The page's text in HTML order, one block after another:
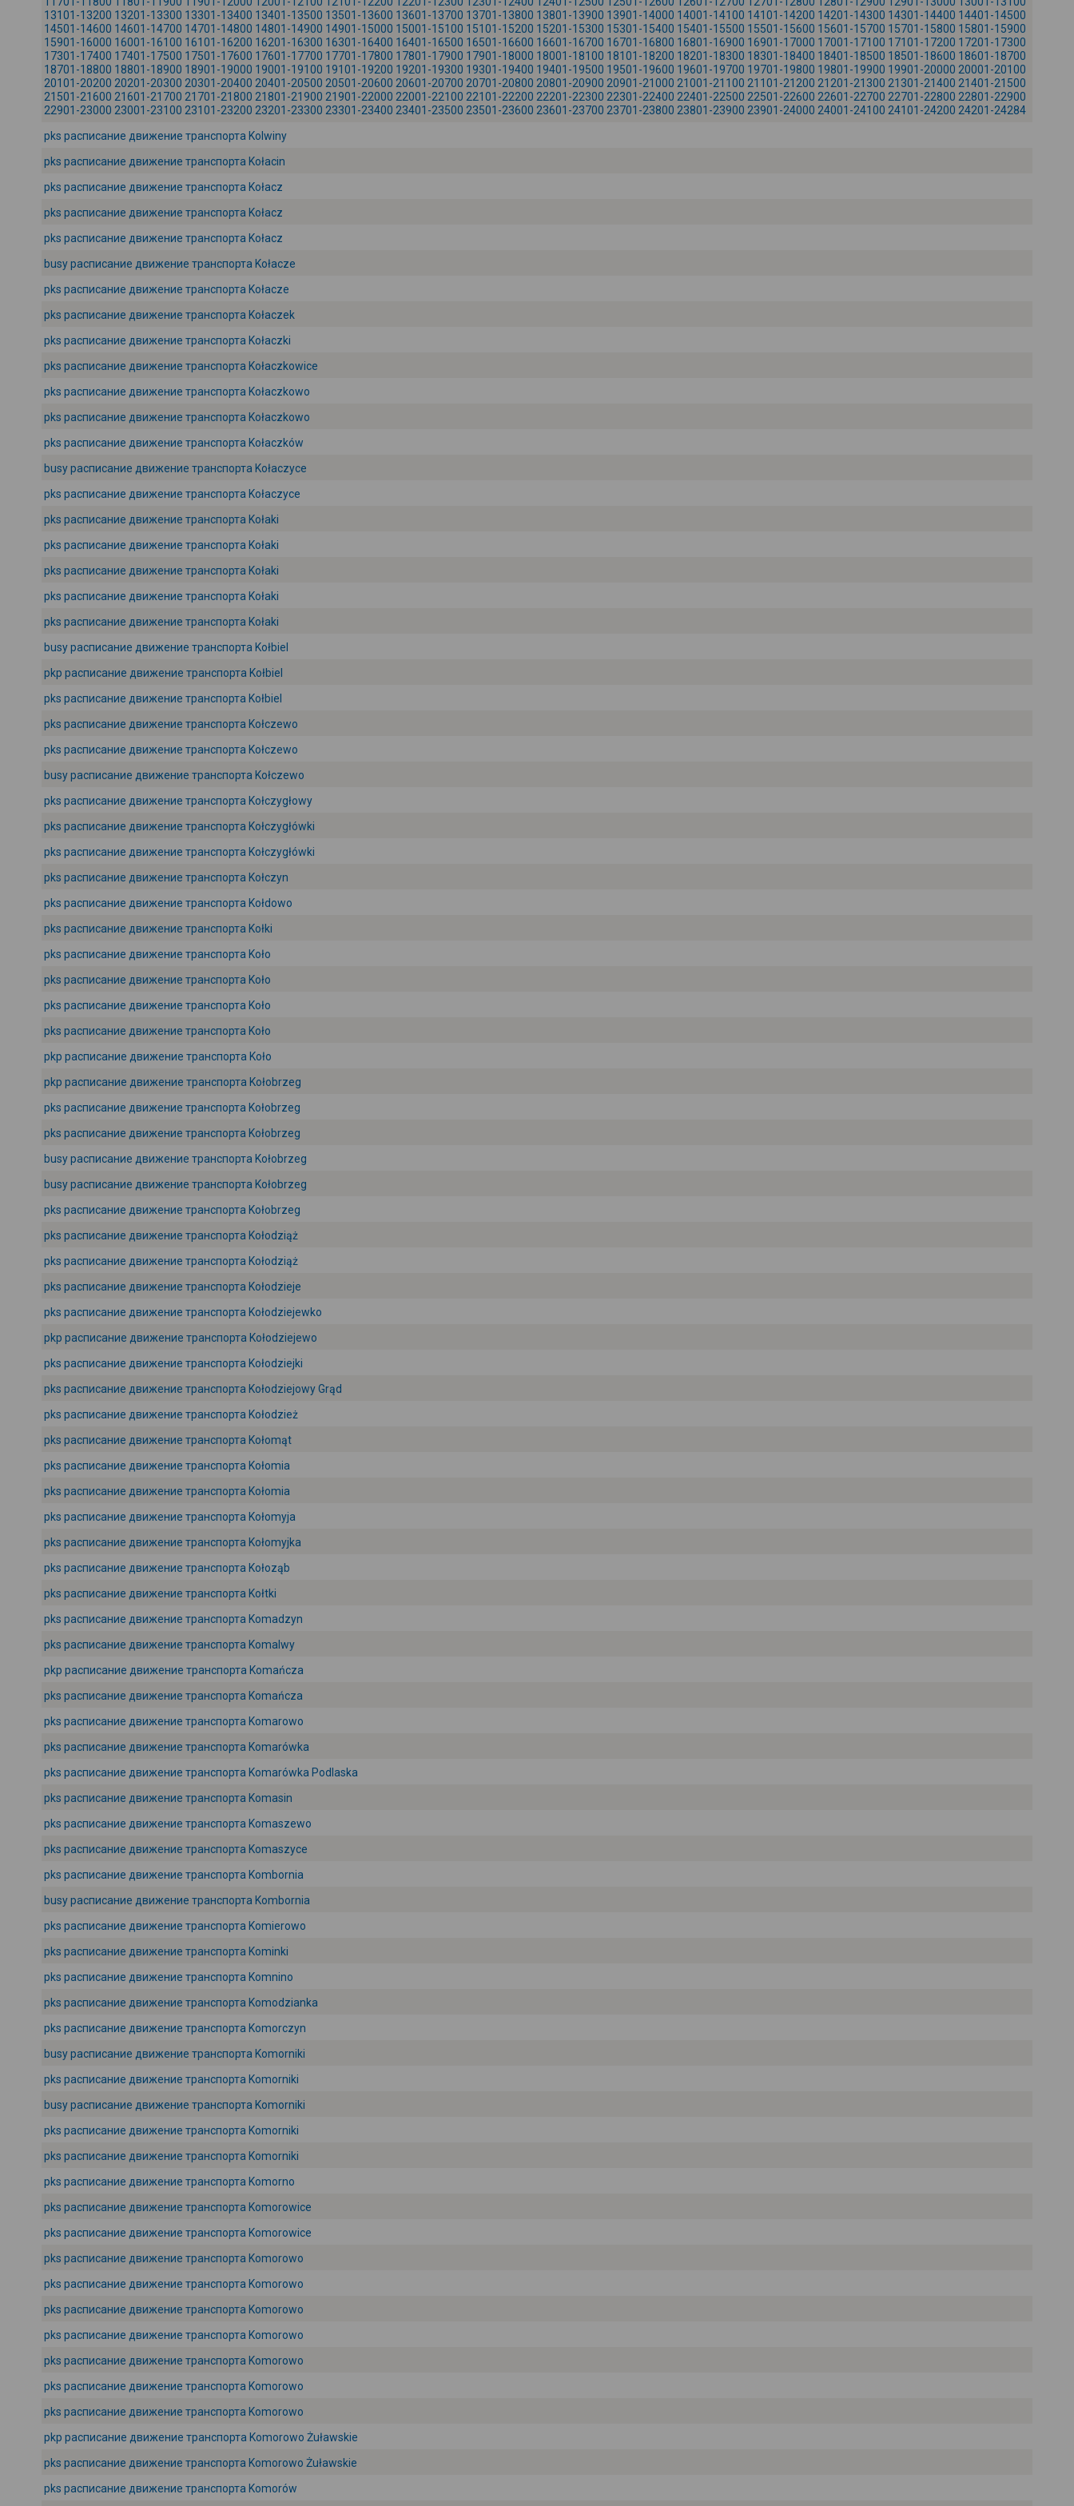
-
13101-13200 13201-13300 13301-13400 13401-13500 13501-13600 13601-13700 13701-13800 13801-13900 13901-14000 14001-14100 14101-14200 14201-14300 14301-14400 14401-14500
14501-14600 14601-14700 14701-14800 14801-14900 14901-15000 15001-15100 15101-15200 15201-15300 15301-15400 15401-15500 15501-15600 15601-15700 15701-15800 15801-15900
15901-16000 16001-16100 16101-16200 16201-16300 16301-16400 16401-16500 16501-16600 16601-16700 16701-16800 16801-16900 16901-17000 17001-17100 17101-17200 17201-17300
17301-17400 17401-17500 17501-17600 17601-17700 17701-17800 17801-17900 17901-18000 18001-18100 18101-18200 18201-18300 18301-18400 18401-18500 18501-18600 18601-18700
18701-18800 18801-18900 18901-19000 19001-19100 19101-19200 19201-19300 19301-19400 19401-19500 19501-19600 19601-19700 19701-19800 19801-19900 19901-20000 20001-20100
20101-20200 20201-20300 20301-20400 20401-20500 20501-20600 20601-20700 20701-20800 20801-20900 20901-21000 21001-21100 21101-21200 21201-21300 21301-21400 21401-21500
21501-21600 21601-21700 21701-21800 21801-21900 21901-22000 22001-22100 22101-22200 22201-22300 22301-22400 22401-22500 22501-22600 22601-22700 22701-22800 22801-22900
22901-23000 23001-23100 23101-23200 23201-23300 23301-23400 23401-23500 23501-23600 23601-23700 23701-23800 23801-23900 23901-24000 24001-24100 24101-24200 24201-24284
pks расписание движение транспорта Kolwiny
pks расписание движение транспорта Kołacin
pks расписание движение транспорта Kołacz
pks расписание движение транспорта Kołacz
pks расписание движение транспорта Kołacz
busy расписание движение транспорта Kołacze
pks расписание движение транспорта Kołacze
pks расписание движение транспорта Kołaczek
pks расписание движение транспорта Kołaczki
pks расписание движение транспорта Kołaczkowice
pks расписание движение транспорта Kołaczkowo
pks расписание движение транспорта Kołaczkowo
pks расписание движение транспорта Kołaczków
busy расписание движение транспорта Kołaczyce
pks расписание движение транспорта Kołaczyce
pks расписание движение транспорта Kołaki
pks расписание движение транспорта Kołaki
pks расписание движение транспорта Kołaki
pks расписание движение транспорта Kołaki
pks расписание движение транспорта Kołaki
busy расписание движение транспорта Kołbiel
pkp расписание движение транспорта Kołbiel
pks расписание движение транспорта Kołbiel
pks расписание движение транспорта Kołczewo
pks расписание движение транспорта Kołczewo
busy расписание движение транспорта Kołczewo
pks расписание движение транспорта Kołczygłowy
pks расписание движение транспорта Kołczygłówki
pks расписание движение транспорта Kołczygłówki
pks расписание движение транспорта Kołczyn
pks расписание движение транспорта Kołdowo
pks расписание движение транспорта Kołki
pks расписание движение транспорта Koło
pks расписание движение транспорта Koło
pks расписание движение транспорта Koło
pks расписание движение транспорта Koło
pkp расписание движение транспорта Koło
pkp расписание движение транспорта Kołobrzeg
pks расписание движение транспорта Kołobrzeg
pks расписание движение транспорта Kołobrzeg
busy расписание движение транспорта Kołobrzeg
busy расписание движение транспорта Kołobrzeg
pks расписание движение транспорта Kołobrzeg
pks расписание движение транспорта Kołodziąż
pks расписание движение транспорта Kołodziąż
pks расписание движение транспорта Kołodzieje
pks расписание движение транспорта Kołodziejewko
pkp расписание движение транспорта Kołodziejewo
pks расписание движение транспорта Kołodziejki
pks расписание движение транспорта Kołodziejowy Grąd
pks расписание движение транспорта Kołodzież
pks расписание движение транспорта Kołomąt
pks расписание движение транспорта Kołomia
pks расписание движение транспорта Kołomia
pks расписание движение транспорта Kołomyja
pks расписание движение транспорта Kołomyjka
pks расписание движение транспорта Kołoząb
pks расписание движение транспорта Kołtki
pks расписание движение транспорта Komadzyn
pks расписание движение транспорта Komalwy
pkp расписание движение транспорта Komańcza
pks расписание движение транспорта Komańcza
pks расписание движение транспорта Komarowo
pks расписание движение транспорта Komarówka
pks расписание движение транспорта Komarówka Podlaska
pks расписание движение транспорта Komasin
pks расписание движение транспорта Komaszewo
pks расписание движение транспорта Komaszyce
pks расписание движение транспорта Kombornia
busy расписание движение транспорта Kombornia
pks расписание движение транспорта Komierowo
pks расписание движение транспорта Kominki
pks расписание движение транспорта Komnino
pks расписание движение транспорта Komodzianka
pks расписание движение транспорта Komorczyn
busy расписание движение транспорта Komorniki
pks расписание движение транспорта Komorniki
busy расписание движение транспорта Komorniki
pks расписание движение транспорта Komorniki
pks расписание движение транспорта Komorniki
pks расписание движение транспорта Komorno
pks расписание движение транспорта Komorowice
pks расписание движение транспорта Komorowice
pks расписание движение транспорта Komorowo
pks расписание движение транспорта Komorowo
pks расписание движение транспорта Komorowo
pks расписание движение транспорта Komorowo
pks расписание движение транспорта Komorowo
pks расписание движение транспорта Komorowo
pks расписание движение транспорта Komorowo
pkp расписание движение транспорта Komorowo Żuławskie
pks расписание движение транспорта Komorowo Żuławskie
pks расписание движение транспорта Komorów